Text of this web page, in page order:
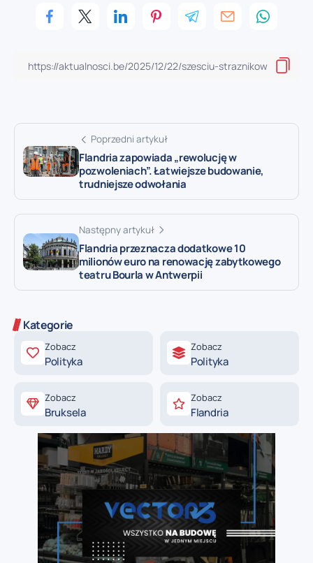
Poprzedni artykuł
Flandria zapowiada „rewolucję w
pozwoleniach”. Łatwiejsze budowanie,
trudniejsze odwołania
Następny artykuł
Flandria przeznacza dodatkowe 10
milionów euro na renowację zabytkowego
teatru Bourla w Antwerpii
Kategorie
Zobacz
Polityka
Zobacz
Polityka
Zobacz
Bruksela
Zobacz
Flandria